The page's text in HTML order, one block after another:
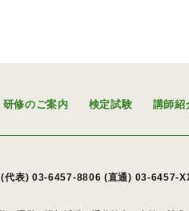
研修のご案内 検定試験 講師紹
(代表) 03-6457-8806 (直通) 03-6457-